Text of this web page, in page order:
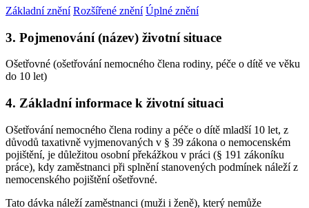
Základní znění Rozšířené znění Úplné znění
3. Pojmenování (název) životní situace
Ošetřovné (ošetřování nemocného člena rodiny, péče o dítě ve věku
do 10 let)
4. Základní informace k životní situaci
Ošetřování nemocného člena rodiny a péče o dítě mladší 10 let, z
důvodů taxativně vyjmenovaných v § 39 zákona o nemocenském
pojištění, je důležitou osobní překážkou v práci (§ 191 zákoníku
práce), kdy zaměstnanci při splnění stanovených podmínek náleží z
nemocenského pojištění ošetřovné.
Tato dávka náleží zaměstnanci (muži i ženě), který nemůže